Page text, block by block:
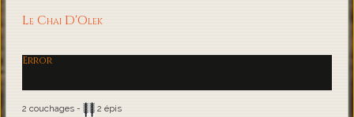
Le Chai D'Olek
Error
2 couchages - 2 épis